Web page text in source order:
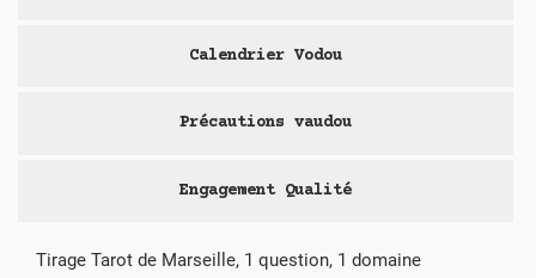
Calendrier Vodou
Précautions vaudou
Engagement Qualité
Tirage Tarot de Marseille, 1 question, 1 domaine